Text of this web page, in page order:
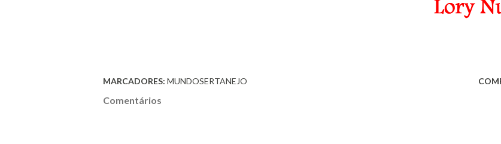
MARCADORES: MUNDOSERTANEJO
Comentários